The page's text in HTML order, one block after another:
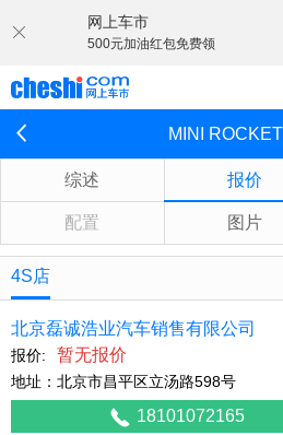
网上车市
500元加油红包免费领
MINI
综述 报价
配置 图片
4S店
北京磊诚浩业汽车销售有限公司
报价: 暂无报价
地址：北京市昌平区立汤路598号
18101072165